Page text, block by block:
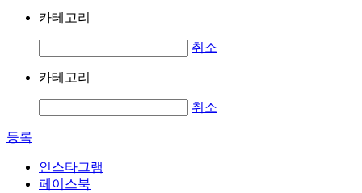
카테고리
취소
카테고리
취소
등록
인스타그램
페이스북